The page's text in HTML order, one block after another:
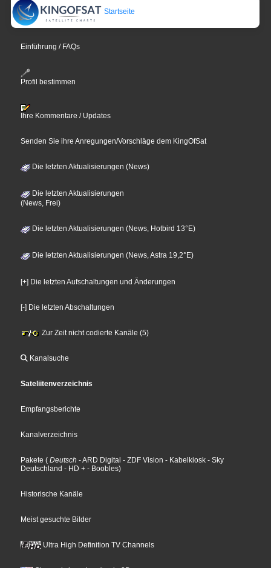
Startseite
Einführung / FAQs
Profil bestimmen
Ihre Kommentare / Updates
Senden Sie ihre Anregungen/Vorschläge dem KingOfSat
Die letzten Aktualisierungen (News)
Die letzten Aktualisierungen
(News, Frei)
Die letzten Aktualisierungen (News, Hotbird 13°E)
Die letzten Aktualisierungen (News, Astra 19,2°E)
[+] Die letzten Aufschaltungen und Änderungen
[-] Die letzten Abschaltungen
Zur Zeit nicht codierte Kanäle (5)
Kanalsuche
Sateliitenverzeichnis
Empfangsberichte
Kanalverzeichnis
Pakete ( Deutsch - ARD Digital - ZDF Vision - Kabelkiosk - Sky
Deutschland - HD + - Boobles)
Historische Kanäle
Meist gesuchte Bilder
Ultra High Definition TV Channels